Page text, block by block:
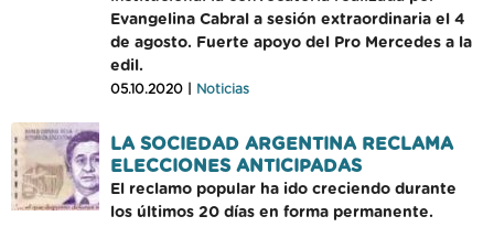
Evangelina Cabral a sesión extraordinaria el 4
de agosto. Fuerte apoyo del Pro Mercedes a la
edil.
05.10.2020 | Noticias
LA SOCIEDAD ARGENTINA RECLAMA
ELECCIONES ANTICIPADAS
El reclamo popular ha ido creciendo durante
los últimos 20 días en forma permanente.